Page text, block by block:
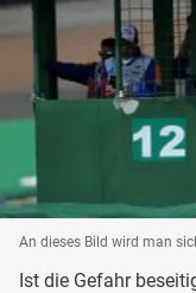
An dieses Bild wird man
Ist die Gefahr